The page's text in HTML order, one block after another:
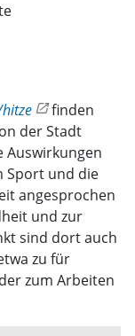
finden
der Stadt
Auswirkungen
Sport und die
angesprochen
und zur
sind dort auch
zu für
zum Arbeiten